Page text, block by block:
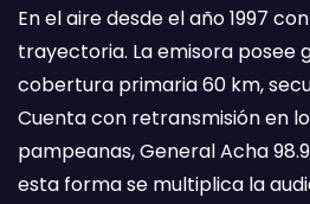
En el aire desde el año 1997
trayectoria. La emisora posee
cobertura primaria 60 km,
Cuenta con retransmisión en
pampeanas, General Acha
esta forma se multiplica la